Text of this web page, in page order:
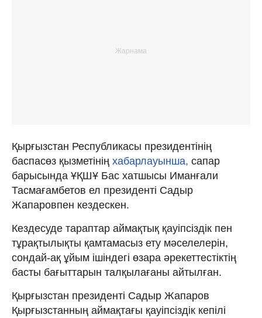
Қырғызстан Республикасы президентінің
баспасөз қызметінің хабарлауынша, сапар
барысында ҰҚШҰ Бас хатшысы Иманғали
Тасмағамбетов ел президенті Садыр
Жапаровпен кездескен.
Кездесуде тараптар аймақтық қауіпсіздік пен
тұрақтылықты қамтамасыз ету мәселелерін,
сондай-ақ ұйым ішіндегі өзара әрекеттестіктің
басты бағыттарын талқылағаны айтылған.
Қырғызстан президенті Садыр Жапаров
Қырғызстанның аймақтағы қауіпсіздік кепілі